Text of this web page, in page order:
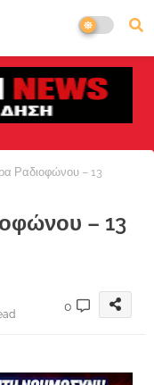
Ραδιοφώνου – 13
– 13
0